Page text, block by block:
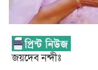
জয়দেব নন্দীঃ